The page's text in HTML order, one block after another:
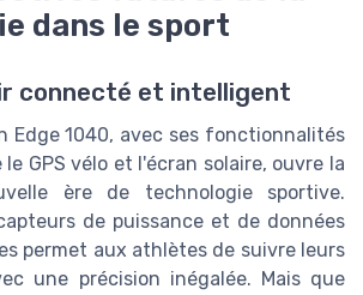
dans le sport
connecté et intelligent
Edge 1040, avec ses fonctionnalités
GPS vélo et l'écran solaire, ouvre la
ère de technologie sportive.
de puissance et de données
permet aux athlètes de suivre leurs
une précision inégalée. Mais que